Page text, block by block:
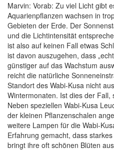
Marvin: Vorab: Zu viel Licht gibt
Aquarienpflanzen wachsen in
Gebieten der Erde. Der
und die Lichtintensität
ist also auf keinen Fall etwas
ist davon auszugehen, dass
günstiger auf das Wachstum
reicht die natürliche
Standort des Wabi-Kusa nicht
Wintermonaten. Ist dies der Fall,
Neben speziellen Wabi-Kusa
der kleinen Pflanzenschalen
weitere Lampen für die Wabi-
Erfahrung gemacht, dass
bringt ihre oft schönen Blüten